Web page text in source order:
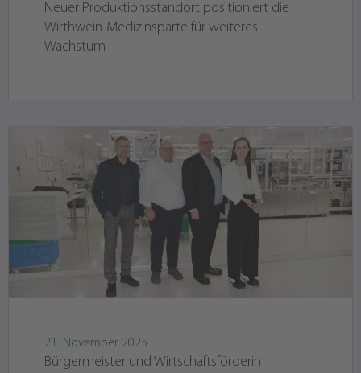
Neuer Produktionsstandort positioniert die
Wirthwein-Medizinsparte für weiteres
Wachstum
21. November 2025
Bürgermeister und Wirtschaftsförderin